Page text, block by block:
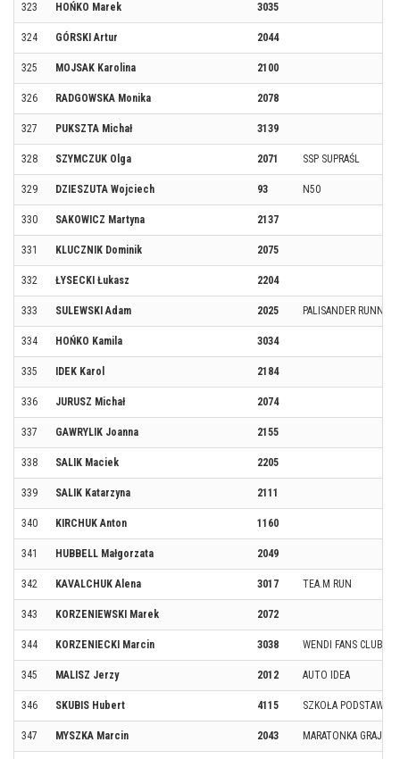
323 HOŃKO Marek 3035
324 GÓRSKI Artur 2044
325 MOJSAK Karolina 2100
326 RADGOWSKA Monika 2078
327 PUKSZTA Michał 3139
328 SZYMCZUK Olga 2071 SSP SUPRAŚL
329 DZIESZUTA Wojciech 93 N50
330 SAKOWICZ Martyna 2137
331 KLUCZNIK Dominik 2075
332 ŁYSECKI Łukasz 2204
333 SULEWSKI Adam 2025 PALISANDER
334 HOŃKO Kamila 3034
335 IDEK Karol 2184
336 JURUSZ Michał 2074
337 GAWRYLIK Joanna 2155
338 SALIK Maciek 2205
339 SALIK Katarzyna 2111
340 KIRCHUK Anton 1160
341 HUBBELL Małgorzata 2049
342 KAVALCHUK Alena 3017 TEA.M RUN
343 KORZENIEWSKI Marek 2072
344 KORZENIECKI Marcin 3038 WENDI FANS CLUB
345 MALISZ Jerzy 2012 AUTO IDEA
346 SKUBIS Hubert 4115 SZKOŁA
347 MYSZKA Marcin 2043 MARATONKA